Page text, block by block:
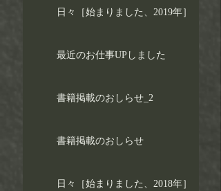
日々［始まりました、2019年］
最近のお仕事UPしました
書籍掲載のおしらせ_2
書籍掲載のおしらせ
日々［始まりました、2018年］